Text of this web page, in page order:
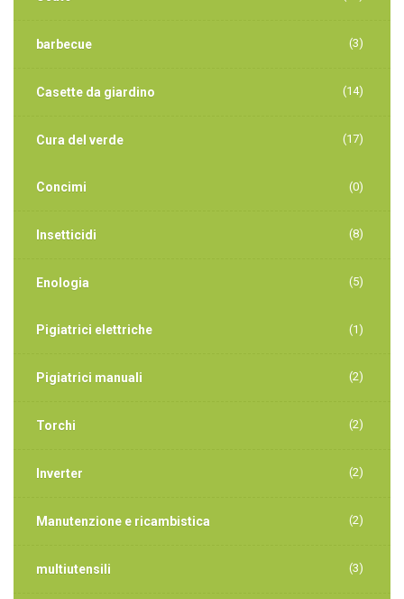
barbecue (3)
Casette da giardino (14)
Cura del verde (17)
Concimi (0)
Insetticidi (8)
Enologia (5)
Pigiatrici elettriche (1)
Pigiatrici manuali (2)
Torchi (2)
Inverter (2)
Manutenzione e ricambistica (2)
multiutensili (3)